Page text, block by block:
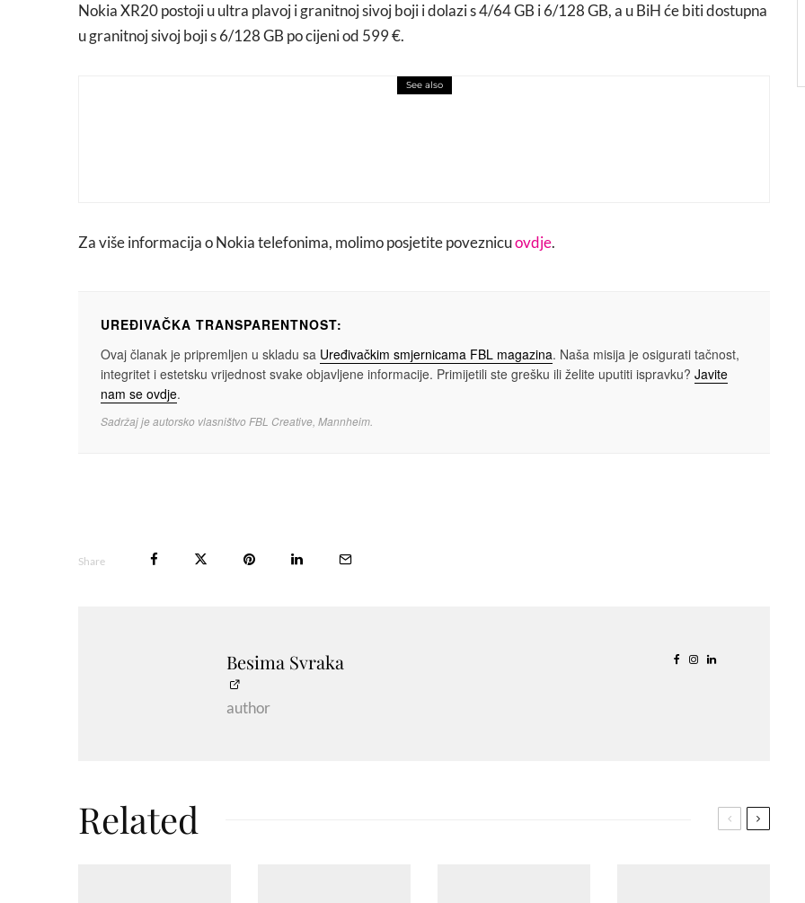
Nokia XR20 postoji u ultra plavoj i granitnoj sivoj boji i dolazi s 4/64 GB i 6/128 GB, a u BiH će biti dostupna
u granitnoj sivoj boji s 6/128 GB po cijeni od 599 €.
See also
Za više informacija o Nokia telefonima, molimo posjetite poveznicuovdje.
UREĐIVAČKA TRANSPARENTNOST:
Ovaj članak je pripremljen u skladu sa Uređivačkim smjernicama FBL magazina. Naša misija je osigurati tačnost,
integritet i estetsku vrijednost svake objavljene informacije. Primijetili ste grešku ili želite uputiti ispravku? Javite
nam se ovdje.
Sadržaj je autorsko vlasništvo FBL Creative, Mannheim.
Share
Besima Svraka
author
Related